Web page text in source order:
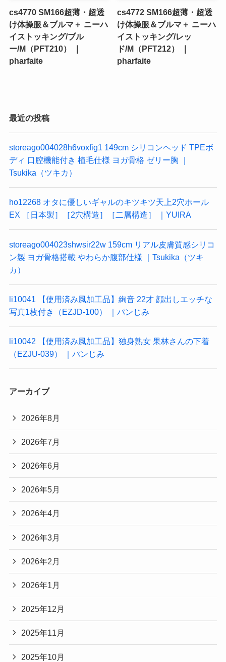
cs4770 SM166超薄・超透
け体操服＆ブルマ＋ ニーハ
イストッキング/ブル
ー/M（PFT210） ｜
pharfaite
cs4772 SM166超薄・超透
け体操服＆ブルマ＋ ニーハ
イストッキング/レッ
ド/M（PFT212） ｜
pharfaite
最近の投稿
storeago004028h6voxfig1 149cm シリコンヘッド TPEボ
ディ 口腔機能付き 植毛仕様 ヨガ骨格 ゼリー胸 ｜
Tsukika（ツキカ）
ho12268 オタに優しいギャルのキツキツ天上2穴ホール
EX ［日本製］［2穴構造］［二層構造］ ｜YUIRA
storeago004023shwsir22w 159cm リアル皮膚質感シリコ
ン製 ヨガ骨格搭載 やわらか腹部仕様 ｜Tsukika（ツキ
カ）
li10041 【使用済み風加工品】絢音 22才 顔出しエッチな
写真1枚付き（EZJD-100） ｜パンじみ
li10042 【使用済み風加工品】独身熟女 果林さんの下着
（EZJU-039） ｜パンじみ
アーカイブ
2026年8月
2026年7月
2026年6月
2026年5月
2026年4月
2026年3月
2026年2月
2026年1月
2025年12月
2025年11月
2025年10月